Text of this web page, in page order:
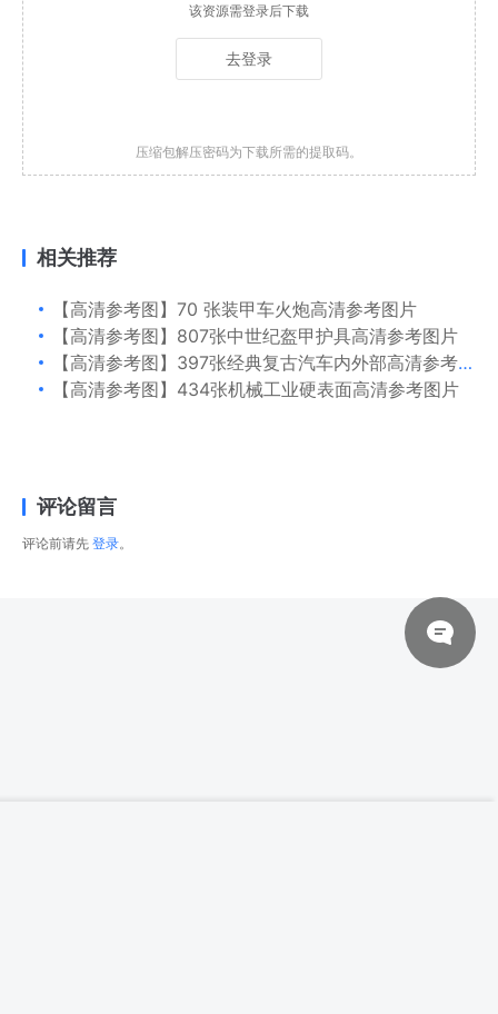
该资源需登录后下载
去登录
压缩包解压密码为下载所需的提取码。
相关推荐
【高清参考图】70 张装甲车火炮高清参考图片
【高清参考图】807张中世纪盔甲护具高清参考图片
【高清参考图】397张经典复古汽车内外部高清参考图片
【高清参考图】434张机械工业硬表面高清参考图片
评论留言
评论前请先 登录。